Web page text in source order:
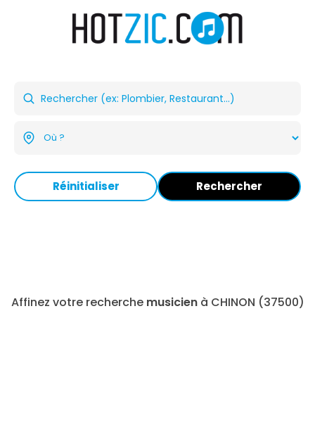
Réinitialiser Rechercher
Affinez votre recherche musicienà CHINON (37500)